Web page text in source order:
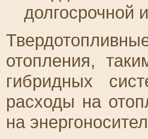
долгосрочной
отопления,
гибридных
расходы на
на